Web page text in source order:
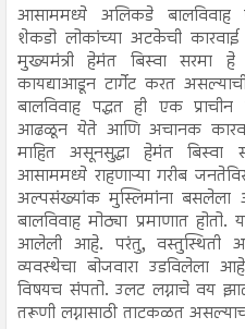
आसाममध्ये अलिकडे बालविवाह
शेकडो लोकांच्या अटकेची
मुख्यमंत्री हेमंत बिस्वा सरमा
कायद्याआडून टार्गेट करत
बालविवाह पद्धत ही एक
आढळून येते आणि अचानक
माहित असूनसुद्धा हेमंत बिस्वा
आसाममध्ये राहणाऱ्या गरीब
अल्पसंख्यांक मुस्लिमांना बसलेला
बालविवाह मोठ्या प्रमाणात
आलेली आहे. परंतु, वस्तुस्थिती
व्यवस्थेचा बोजवारा उडविलेला
विषयच संपतो. उलट लग्नाचे वय
तरूणी लग्नासाठी ताटकळत